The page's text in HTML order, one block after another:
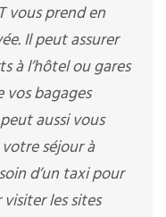
vous prend en
Il peut assurer
à l’hôtel ou gares
vos bagages
aussi vous
séjour à
d’un taxi pour
les sites